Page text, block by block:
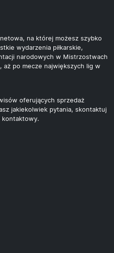
na której możesz szybko
wydarzenia piłkarskie,
narodowych w Mistrzostwach
aż po mecze największych lig w
oferujących sprzedaż
jakiekolwiek pytania, skontaktuj
kontaktowy.